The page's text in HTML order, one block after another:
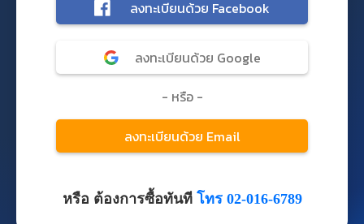
หรือ ต้องการซื้อทันที โทร 02-016-6789